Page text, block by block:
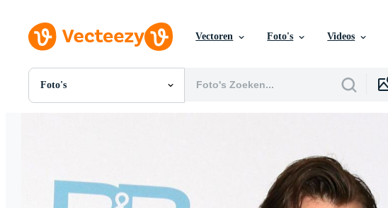
Vectoren Foto's Videos
Foto's
Alle Afbeeldingen
Vectoren